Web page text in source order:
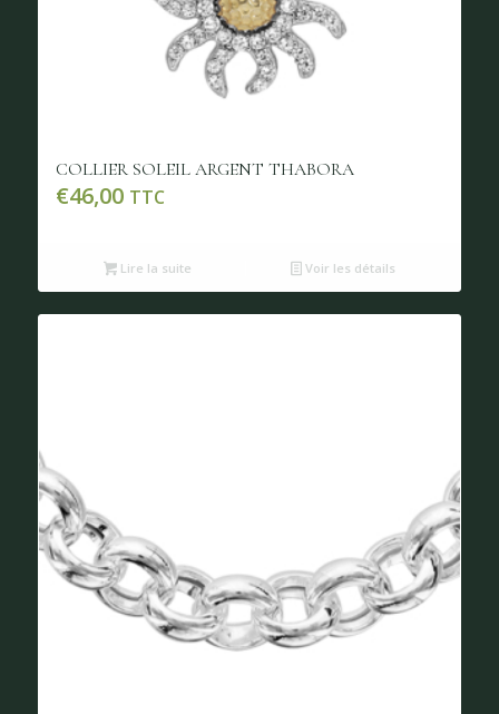
COLLIER SOLEIL ARGENT THABORA
€46,00 TTC
Lire la suite Voir les détails